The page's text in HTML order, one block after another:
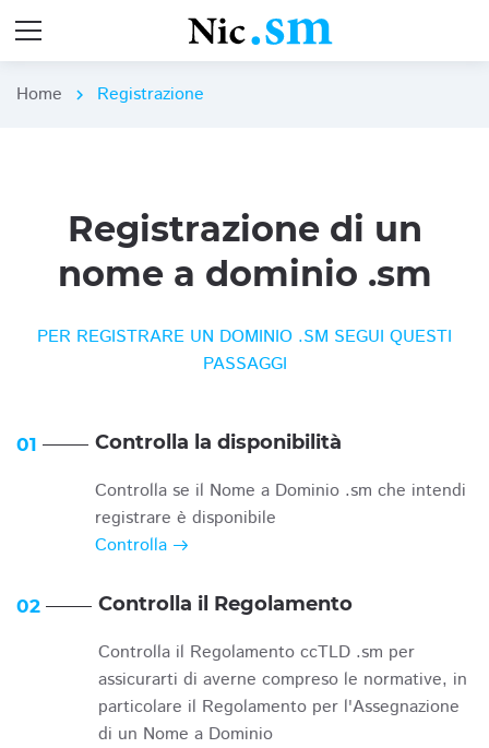
Home chevron_right Registrazione
Registrazione di un
nome a dominio .sm
PER REGISTRARE UN DOMINIO .SM SEGUI QUESTI
PASSAGGI
01 Controlla la disponibilità
Controlla se il Nome a Dominio .sm che intendi
registrare è disponibile
Controlla
02 Controlla il Regolamento
Controlla il Regolamento ccTLD .sm per
assicurarti di averne compreso le normative, in
particolare il Regolamento per l'Assegnazione
di un Nome a Dominio